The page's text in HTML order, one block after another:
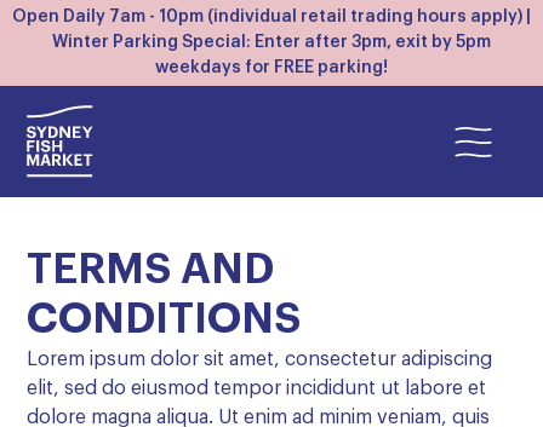
Open Daily 7am - 10pm (individual retail trading hours apply) |
Winter Parking Special: Enter after 3pm, exit by 5pm
weekdays for FREE parking!
TERMS AND
CONDITIONS
Lorem ipsum dolor sit amet, consectetur adipiscing
elit, sed do eiusmod tempor incididunt ut labore et
dolore magna aliqua. Ut enim ad minim veniam, quis